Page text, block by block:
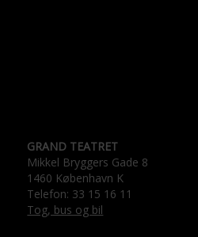
GRAND TEATRET
Mikkel Bryggers Gade 8
1460 København K
Telefon: 33 15 16 11
Tog, bus og bil